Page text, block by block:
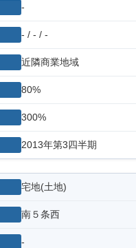
-
- / - / -
近隣商業地域
80%
300%
2013年第3四半期
宅地(土地)
南５条西
-